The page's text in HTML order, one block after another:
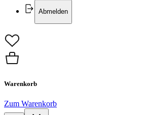
Abmelden
Warenkorb
Zum Warenkorb